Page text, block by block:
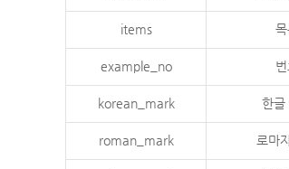
items
example_no
korean_mark 한글
roman_mark 로마